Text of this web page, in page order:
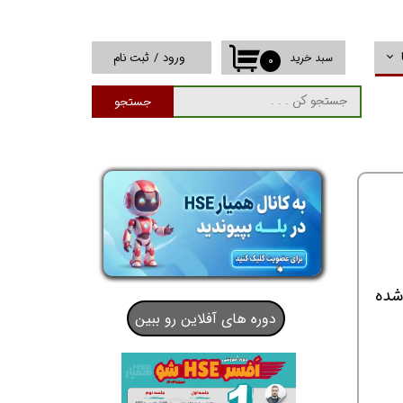
جستجو
۰ سبد خرید ورود / ثبت نام
حساب کاربری من
تغییر گذر واژه
خروج از حساب
کاربری
شده
دوره های آفلاین رو ببین